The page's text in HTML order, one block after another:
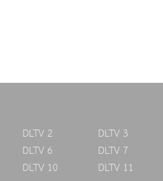
DLTV 2 DLTV 3
DLTV 6 DLTV 7
DLTV 10 DLTV 11